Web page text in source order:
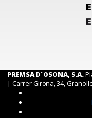
PREMSA D´OSONA, S.A.
| Carrer Girona, 34,